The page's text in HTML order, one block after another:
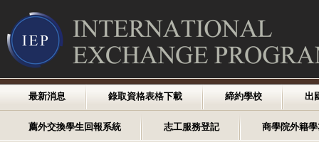
最新消息 錄取資格表格下載 締約學校 出
薦外交換學生回報系統 志工服務登記 商學院外籍